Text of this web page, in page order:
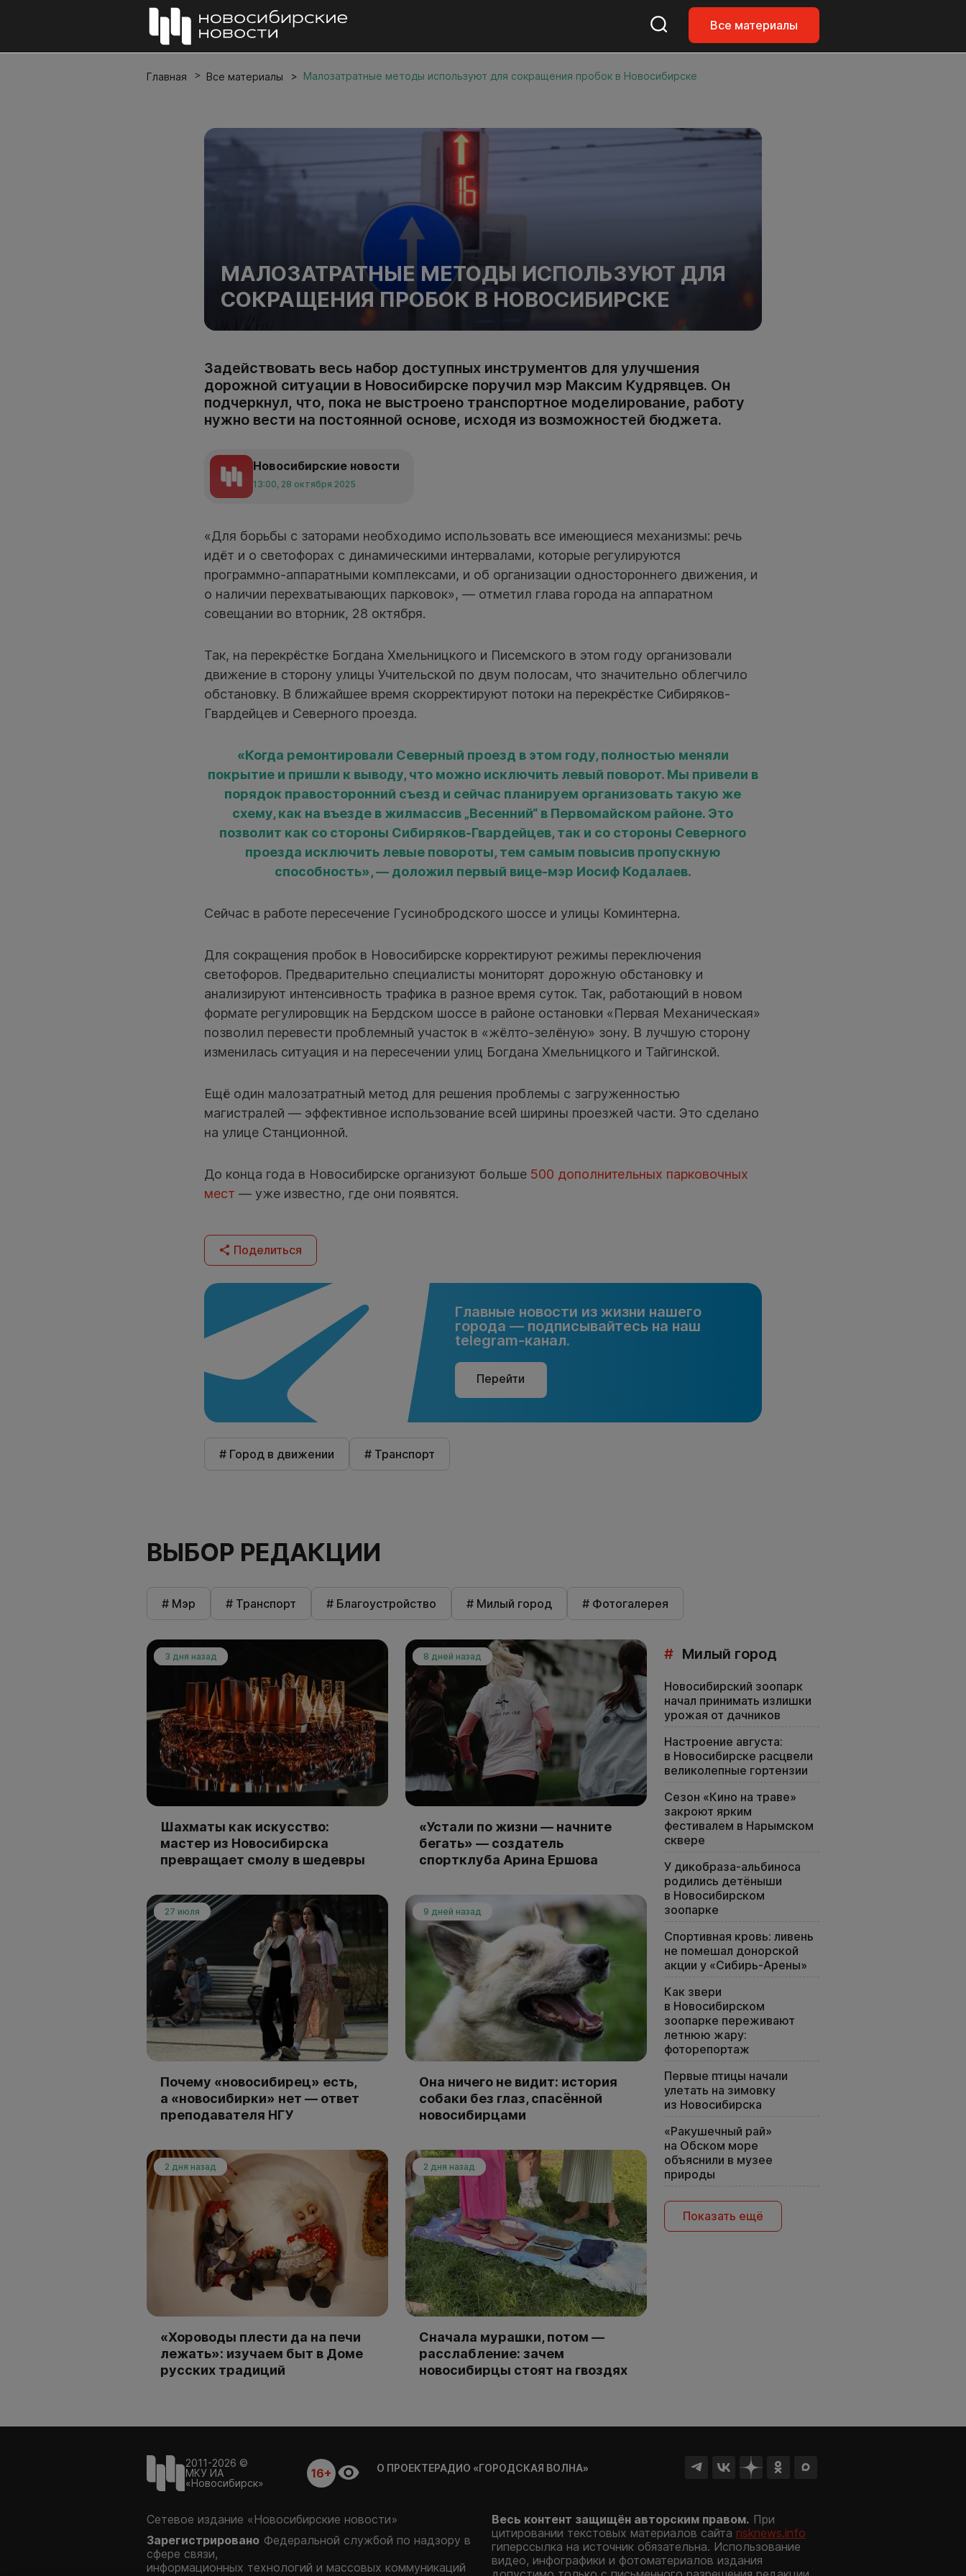
Все материалы
Главная Все материалы Малозатратные методы используют для сокращения пробок в Новосибирске
МАЛОЗАТРАТНЫЕ МЕТОДЫ ИСПОЛЬЗУЮТ ДЛЯ
СОКРАЩЕНИЯ ПРОБОК В НОВОСИБИРСКЕ
Задействовать весь набор доступных инструментов для улучшения
дорожной ситуации в Новосибирске поручил мэр Максим Кудрявцев. Он
подчеркнул, что, пока не выстроено транспортное моделирование, работу
нужно вести на постоянной основе, исходя из возможностей бюджета.
Новосибирские новости
13:00, 28 октября 2025
«Для борьбы с заторами необходимо использовать все имеющиеся механизмы: речь
идёт и о светофорах с динамическими интервалами, которые регулируются
программно-аппаратными комплексами, и об организации одностороннего движения, и
о наличии перехватывающих парковок», — отметил глава города на аппаратном
совещании во вторник, 28 октября.
Так, на перекрёстке Богдана Хмельницкого и Писемского в этом году организовали
движение в сторону улицы Учительской по двум полосам, что значительно облегчило
обстановку. В ближайшее время скорректируют потоки на перекрёстке Сибиряков-
Гвардейцев и Северного проезда.
«Когда ремонтировали Северный проезд в этом году, полностью меняли
покрытие и пришли к выводу, что можно исключить левый поворот. Мы привели в
порядок правосторонний съезд и сейчас планируем организовать такую же
схему, как на въезде в жилмассив „Весенний“ в Первомайском районе. Это
позволит как со стороны Сибиряков-Гвардейцев, так и со стороны Северного
проезда исключить левые повороты, тем самым повысив пропускную
способность», — доложил первый вице-мэр Иосиф Кодалаев.
Сейчас в работе пересечение Гусинобродского шоссе и улицы Коминтерна.
Для сокращения пробок в Новосибирске корректируют режимы переключения
светофоров. Предварительно специалисты мониторят дорожную обстановку и
анализируют интенсивность трафика в разное время суток. Так, работающий в новом
формате регулировщик на Бердском шоссе в районе остановки «Первая Механическая»
позволил перевести проблемный участок в «жёлто-зелёную» зону. В лучшую сторону
изменилась ситуация и на пересечении улиц Богдана Хмельницкого и Тайгинской.
Ещё один малозатратный метод для решения проблемы с загруженностью
магистралей — эффективное использование всей ширины проезжей части. Это сделано
на улице Станционной.
До конца года в Новосибирске организуют больше 500 дополнительных парковочных
мест — уже известно, где они появятся.
Поделиться
Главные новости из жизни нашего
города — подписывайтесь на наш
telegram-канал.
Перейти
# Город в движении # Транспорт
ВЫБОР РЕДАКЦИИ
# Мэр # Транспорт # Благоустройство # Милый город # Фотогалерея
3 дня назад
Шахматы как искусство:
мастер из Новосибирска
превращает смолу в шедевры
8 дней назад
«Устали по жизни — начните
бегать» — создатель
спортклуба Арина Ершова
27 июля
Почему «новосибирец» есть,
а «новосибирки» нет — ответ
преподавателя НГУ
9 дней назад
Она ничего не видит: история
собаки без глаз, спасённой
новосибирцами
2 дня назад
«Хороводы плести да на печи
лежать»: изучаем быт в Доме
русских традиций
2 дня назад
Сначала мурашки, потом —
расслабление: зачем
новосибирцы стоят на гвоздях
# Милый город
Новосибирский зоопарк
начал принимать излишки
урожая от дачников
Настроение августа:
в Новосибирске расцвели
великолепные гортензии
Сезон «Кино на траве»
закроют ярким
фестивалем в Нарымском
сквере
У дикобраза-альбиноса
родились детёныши
в Новосибирском
зоопарке
Спортивная кровь: ливень
не помешал донорской
акции у «Сибирь-Арены»
Как звери
в Новосибирском
зоопарке переживают
летнюю жару:
фоторепортаж
Первые птицы начали
улетать на зимовку
из Новосибирска
«Ракушечный рай»
на Обском море
объяснили в музее
природы
Показать ещё
2011-2026 ©
МКУ ИА
«Новосибирск»
16+ О ПРОЕКТЕРАДИО «ГОРОДСКАЯ ВОЛНА»
Сетевое издание «Новосибирские новости»
Зарегистрировано Федеральной службой по надзору в
сфере связи,
информационных технологий и массовых коммуникаций
Весь контент защищён авторским правом. При
цитировании текстовых материалов сайта nsknews.info
гиперссылка на источник обязательна. Использование
видео, инфографики и фотоматериалов издания